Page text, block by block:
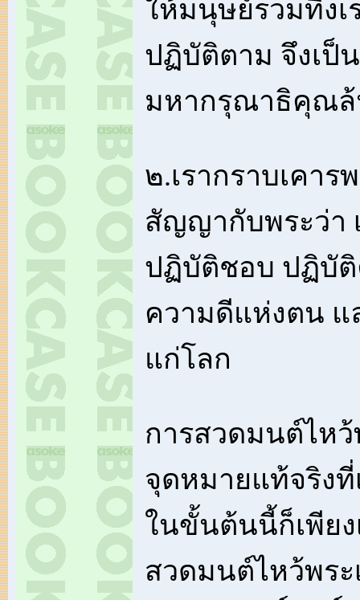
ให้มนุษย์รวมที้งเ
ปฏิบัติตาม จึงเป็
มหากรุณาธิคุณล้
๒.เรากราบเคาร
สัญญากับพระว่า
ปฏิบัติชอบ ปฏิบั
ความดีแห่งตน แ
แก่โลก
การสวดมนต์ไห
จุดหมายแท้จริงที่
ในขั้นต้นนี้ก็เพีย
สวดมนต์ไหว้พร